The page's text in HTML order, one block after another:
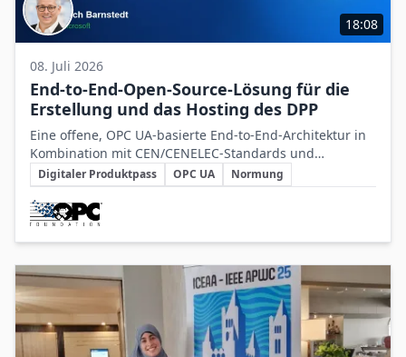
18:08
08. Juli 2026
End-to-End-Open-Source-Lösung für die
Erstellung und das Hosting des DPP
Eine offene, OPC UA-basierte End-to-End-Architektur in
Kombination mit CEN/CENELEC-Standards und
dataspace-Technologie bildet die Grundlage für eine
interoperable und skalierbare Umsetzung des EU-
Digitalen Produktpasses.
Schlüsselthemen
Digitaler Produktpass OPC UA Normung
Beteiligte Unternehmen